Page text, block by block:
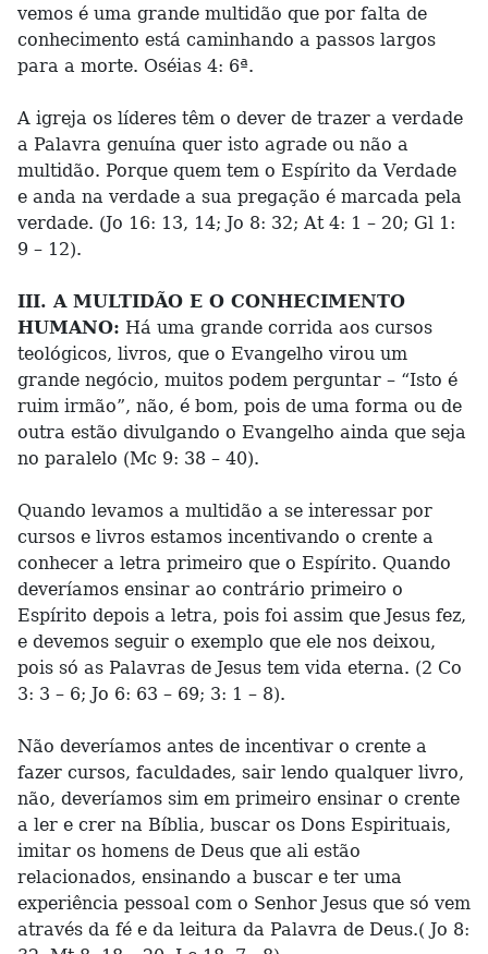
vemos é uma grande multidão que por falta de
conhecimento está caminhando a passos largos
para a morte. Oséias 4: 6ª.
A igreja os líderes têm o dever de trazer a verdade
a Palavra genuína quer isto agrade ou não a
multidão. Porque quem tem o Espírito da Verdade
e anda na verdade a sua pregação é marcada pela
verdade. (Jo 16: 13, 14; Jo 8: 32; At 4: 1 – 20; Gl 1:
9 – 12).
III. A MULTIDÃO E O CONHECIMENTO
HUMANO: Há uma grande corrida aos cursos
teológicos, livros, que o Evangelho virou um
grande negócio, muitos podem perguntar – “Isto é
ruim irmão”, não, é bom, pois de uma forma ou de
outra estão divulgando o Evangelho ainda que seja
no paralelo (Mc 9: 38 – 40).
Quando levamos a multidão a se interessar por
cursos e livros estamos incentivando o crente a
conhecer a letra primeiro que o Espírito. Quando
deveríamos ensinar ao contrário primeiro o
Espírito depois a letra, pois foi assim que Jesus fez,
e devemos seguir o exemplo que ele nos deixou,
pois só as Palavras de Jesus tem vida eterna. (2 Co
3: 3 – 6; Jo 6: 63 – 69; 3: 1 – 8).
Não deveríamos antes de incentivar o crente a
fazer cursos, faculdades, sair lendo qualquer livro,
não, deveríamos sim em primeiro ensinar o crente
a ler e crer na Bíblia, buscar os Dons Espirituais,
imitar os homens de Deus que ali estão
relacionados, ensinando a buscar e ter uma
experiência pessoal com o Senhor Jesus que só vem
através da fé e da leitura da Palavra de Deus.( Jo 8: